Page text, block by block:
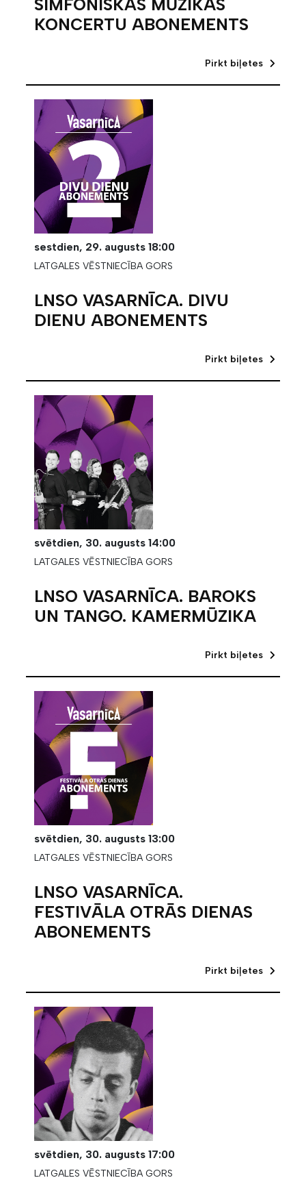
SIMFONISKĀS MŪZIKAS
KONCERTU ABONEMENTS
Pirkt biļetes
sestdien, 29. augusts 18:00
LATGALES VĒSTNIECĪBA GORS
LNSO VASARNĪCA. DIVU
DIENU ABONEMENTS
Pirkt biļetes
svētdien, 30. augusts 14:00
LATGALES VĒSTNIECĪBA GORS
LNSO VASARNĪCA. BAROKS
UN TANGO. KAMERMŪZIKA
Pirkt biļetes
svētdien, 30. augusts 13:00
LATGALES VĒSTNIECĪBA GORS
LNSO VASARNĪCA.
FESTIVĀLA OTRĀS DIENAS
ABONEMENTS
Pirkt biļetes
svētdien, 30. augusts 17:00
LATGALES VĒSTNIECĪBA GORS